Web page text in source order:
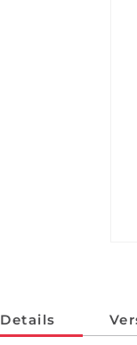
Details